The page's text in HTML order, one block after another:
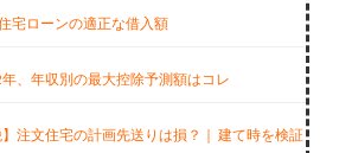
宅ローンの適正な借入額
、年収別の最大控除予測額はコレ
注文住宅の計画先送りは損？｜ 建て時を検証